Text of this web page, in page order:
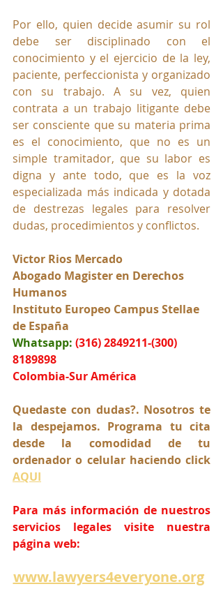
Por ello, quien decide asumir su rol
debe ser disciplinado con el
conocimiento y el ejercicio de la ley,
paciente, perfeccionista y organizado
con su trabajo. A su vez, quien
contrata a un trabajo litigante debe
ser consciente que su materia prima
es el conocimiento, que no es un
simple tramitador, que su labor es
digna y ante todo, que es la voz
especializada más indicada y dotada
de destrezas legales para resolver
dudas, procedimientos y conflictos.
Victor Rios Mercado
Abogado Magister en Derechos
Humanos
Instituto Europeo Campus Stellae
de España
Whatsapp: (316) 2849211-(300)
8189898
Colombia-Sur América
Quedaste con dudas?. Nosotros te
la despejamos. Programa tu cita
desde la comodidad de tu
AQUI
Para más información de nuestros
servicios legales visite nuestra
página web:
www.lawyers4everyone.org